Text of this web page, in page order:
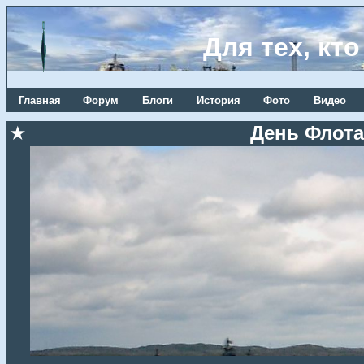
Для тех,
Главная Форум Блоги История Фото Видео
★ День